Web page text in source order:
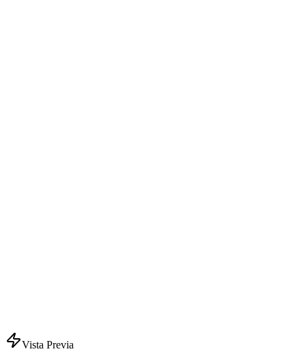
Vista Previa